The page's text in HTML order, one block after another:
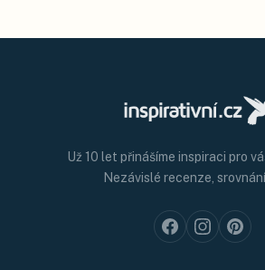
Už 10 let přinášíme inspiraci pro
Nezávislé recenze,